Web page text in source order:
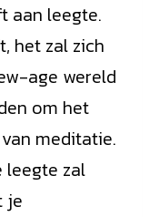
aan leegte.
het zal zich
age wereld
om het
meditatie.
leegte zal
je